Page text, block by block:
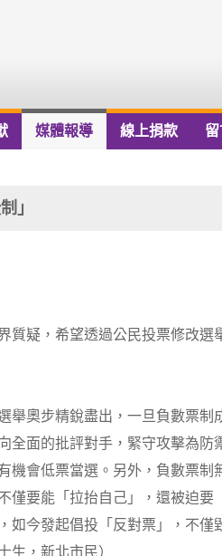
媒體報導 線上捐款
」
質疑，希望透過公民投票修改
舉奧步精銳盡出，一旦負數票制
全面的批評對手，緊守攻擊為
機會低票當選。另外，負數票
僅要能「拉抬自己」，還被迫要
如今發起倡投「反對票」，不
生，新北市民）